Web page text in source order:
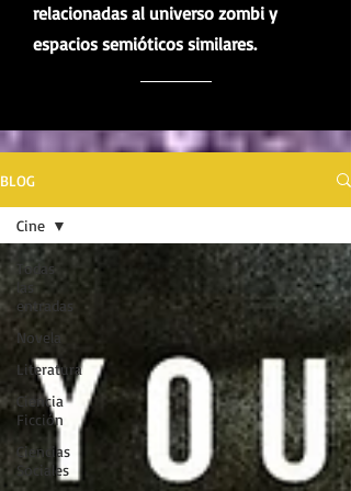
relacionadas al universo zombi y
espacios semióticos similares.
BLOG
Todas
las
entradas
Novela
Literatura
Ciencia
Ficción
Ciencias
Sociales
Cine